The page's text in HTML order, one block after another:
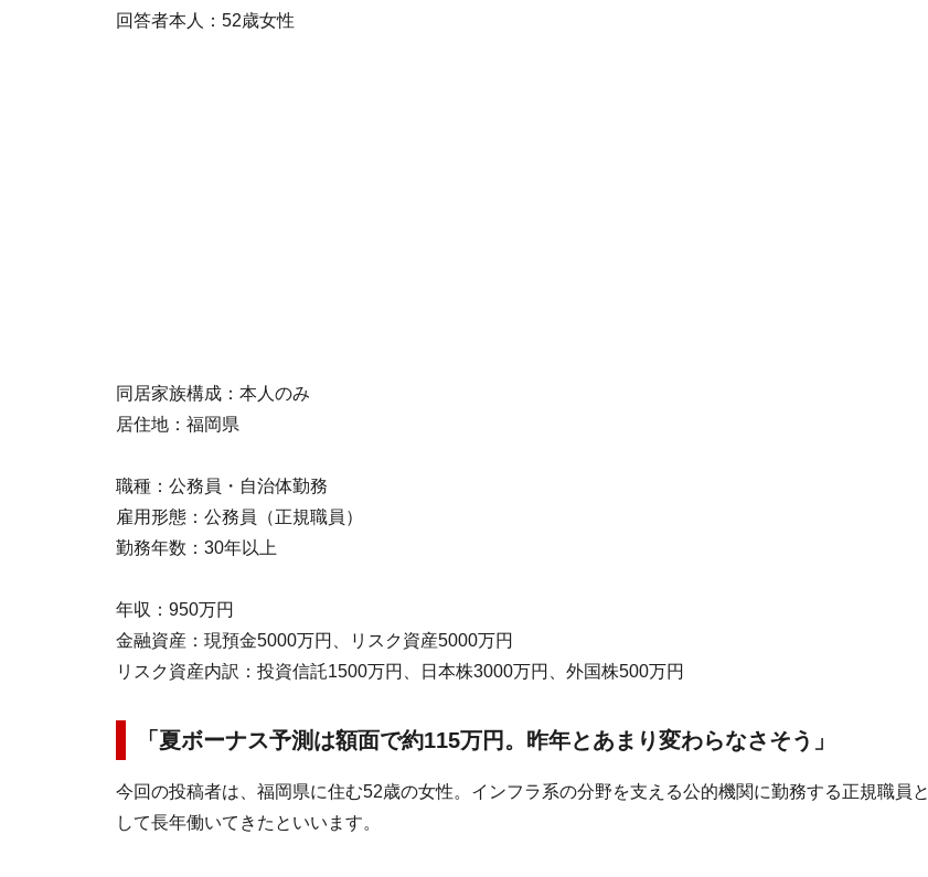
回答者本人：52歳女性
同居家族構成：本人のみ
居住地：福岡県
職種：公務員・自治体勤務
雇用形態：公務員（正規職員）
勤務年数：30年以上
年収：950万円
金融資産：現預金5000万円、リスク資産5000万円
リスク資産内訳：投資信託1500万円、日本株3000万円、外国株500万円
「夏ボーナス予測は額面で約115万円。昨年とあまり変わらなさそう」
今回の投稿者は、福岡県に住む52歳の女性。インフラ系の分野を支える公的機関に勤務する正規職員と
して長年働いてきたといいます。